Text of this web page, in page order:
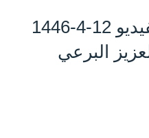
جواب عن مقاطع الفيديو 12-4-1446
البرعي